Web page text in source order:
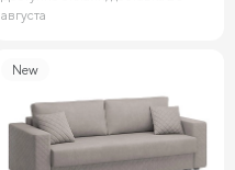
августа
New